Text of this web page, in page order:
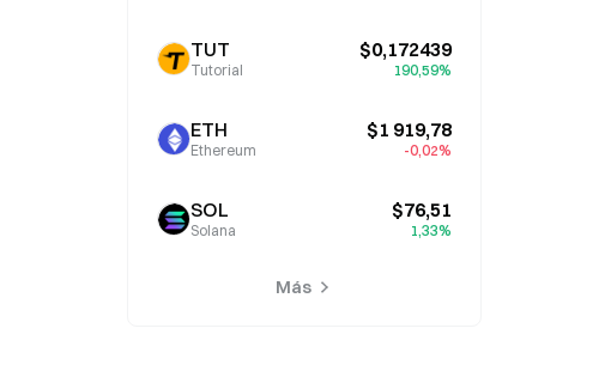
TUT
Tutorial
$0,172439
190,59%
ETH
Ethereum
$1 919,78
-0,02%
SOL
Solana
$76,51
1,33%
Más